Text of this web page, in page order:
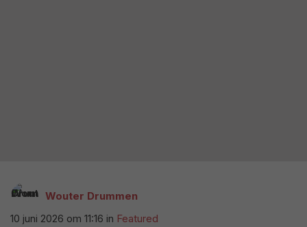
Wouter Drummen
10 juni 2026 om 11:16 in Featured